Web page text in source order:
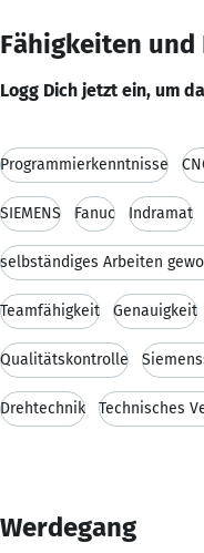
Fähigkeiten
Logg Dich jetzt ein, um
Programmierkenntnisse
SIEMENS Fanuc Indramat
selbständiges Arbeiten
Teamfähigkeit Genauigkeit
Qualitätskontrolle
Drehtechnik Technisches
Werdegang